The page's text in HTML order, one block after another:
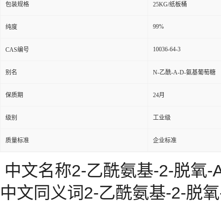
包装规格 25KG/纸板桶
纯度 99%
CAS编号 10036-64-3
别名 N-乙酰-Α-D-氨基葡萄糖
保质期 24月
级别 工业级
质量标准 企业标准
中文名称2-乙酰氨基-2-脱氧
中文同义词2-乙酰氨基-2-脱